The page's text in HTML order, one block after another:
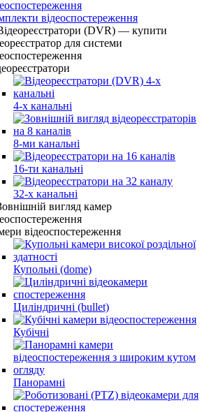
відеоспостереження
4-х канальні
8-ми канальні
16-ти канальні
32-х канальні
відеоспостереження
Купольні (dome)
Циліндричні (bullet)
Кубічні
Панорамні